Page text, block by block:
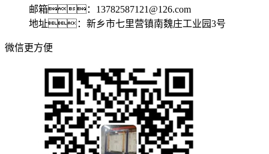
邮箱：13782587121@126.com
地址：新乡市七里营镇南魏庄工业园3号
微信更方便